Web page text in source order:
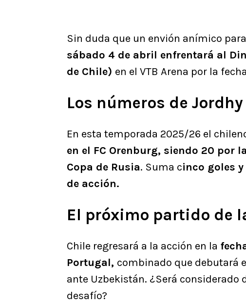
Sin duda que un envión anímico
sábado 4 de abril enfrentará al
de Chile) en el VTB Arena por la
Los números de
En esta temporada 2025/26 el
en el FC Orenburg, siendo 20 por
Copa de Rusia. Suma cinco goles
de acción.
El próximo partido de
Chile regresará a la acción en la
Portugal, combinado que debutará
ante Uzbekistán. ¿Será
desafío?